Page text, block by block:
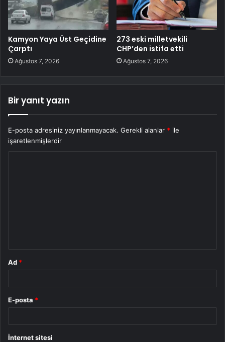
Kamyon Yaya Üst Geçidine
Çarptı
Ağustos 7, 2026
273 eski milletvekili
CHP’den istifa etti
Ağustos 7, 2026
Bir yanıt yazın
E-posta adresiniz yayınlanmayacak. Gerekli alanlar * ile
işaretlenmişlerdir
Ad *
E-posta *
İnternet sitesi